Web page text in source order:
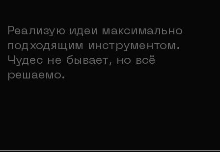
Реализую идеи максимально
подходящим инструментом.
Чудес не бывает, но всё
решаемо.